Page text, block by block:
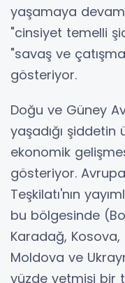
yaşamaya
"cinsiyet temelli
"savaş ve
gösteriyor.
Doğu ve Güney
yaşadığı
ekonomik
gösteriyor.
Teşkilatı'nın
bu bölgesinde
Karadağ, Kosova,
Moldova ve
yüzde yetmişi bir